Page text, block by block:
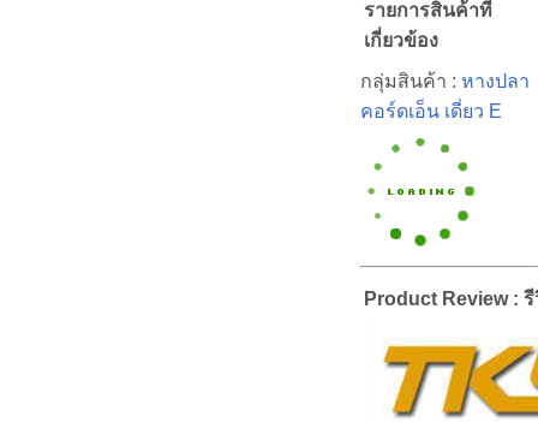
รายการสินค้าที่
เกี่ยวข้อง
กลุ่มสินค้า : หางปลา
คอร์ดเอ็น เดี่ยว E
Product Review :